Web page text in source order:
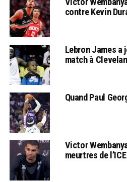
contre Kevin
Lebron James a
match à
Quand Paul
Victor
meurtres de